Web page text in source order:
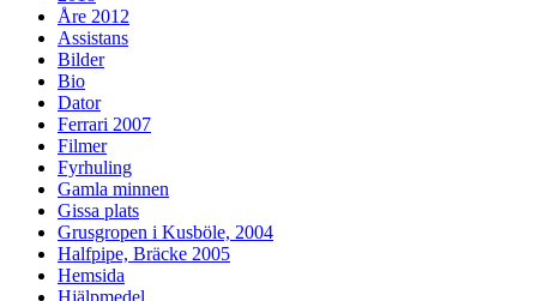
Åre 2012
Assistans
Bilder
Bio
Dator
Ferrari 2007
Filmer
Fyrhuling
Gamla minnen
Gissa plats
Grusgropen i Kusböle, 2004
Halfpipe, Bräcke 2005
Hemsida